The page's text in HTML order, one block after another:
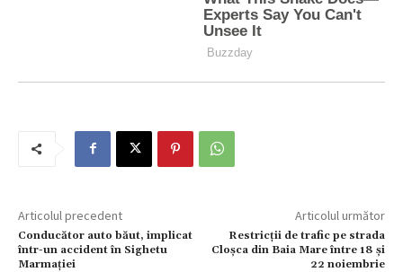
Articolul precedent
Conducător auto băut, implicat
într-un accident în Sighetu
Marmației
Articolul următor
Restricții de trafic pe strada
Cloșca din Baia Mare între 18 și
22 noiembrie